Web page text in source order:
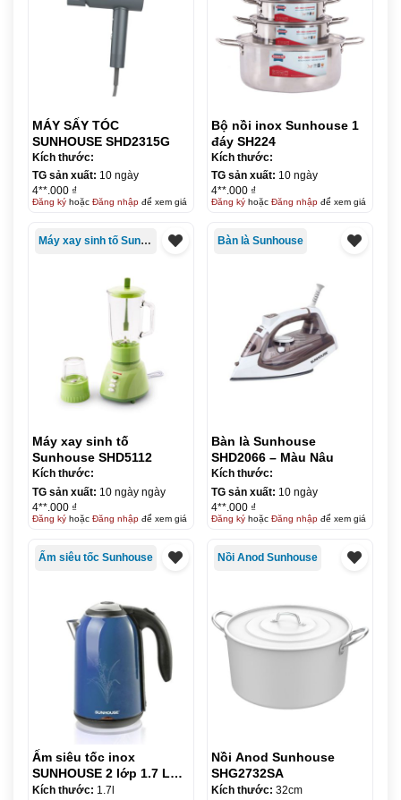
MÁY SẤY TÓC
SUNHOUSE SHD2315G
Kích thước:
TG sản xuất: 10 ngày
4**.000 ₫
Đăng kýhoặc Đăng nhậpđể xem giá
Bộ nồi inox Sunhouse 1
đáy SH224
Kích thước:
TG sản xuất: 10 ngày
4**.000 ₫
Đăng kýhoặc Đăng nhậpđể xem giá
Máy xay sinh tố Sunhouse
Máy xay sinh tố
Sunhouse SHD5112
Kích thước:
TG sản xuất: 10 ngày ngày
4**.000 ₫
Đăng kýhoặc Đăng nhậpđể xem giá
Bàn là Sunhouse
Bàn là Sunhouse
SHD2066 – Màu Nâu
Kích thước:
TG sản xuất: 10 ngày
4**.000 ₫
Đăng kýhoặc Đăng nhậpđể xem giá
Ấm siêu tốc Sunhouse
Ấm siêu tốc inox
SUNHOUSE 2 lớp 1.7 L
SHD1382B
Kích thước: 1.7l
Nồi Anod Sunhouse
Nồi Anod Sunhouse
SHG2732SA
Kích thước: 32cm